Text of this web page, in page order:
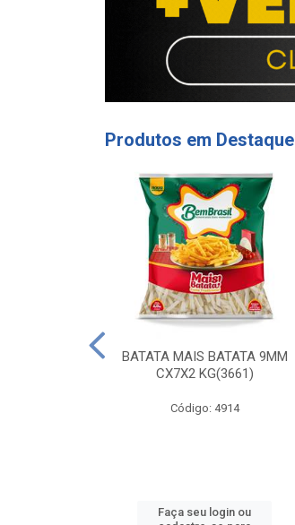
Produtos em Destaque
BATATA MAIS BATATA 9MM
CX7X2 KG(3661)
Código: 4914
Faça seu login ou